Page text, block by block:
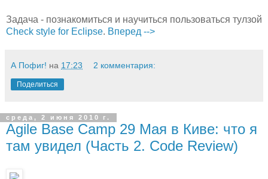
Задача - познакомиться и научиться пользоваться тулзой
Check style for Eclipse. Вперед -->
А Пофиг! на 17:23 2 комментария:
Поделиться
среда, 2 июня 2010 г.
Agile Base Camp 29 Мая в Киве: что я
там увидел (Часть 2. Code Review)